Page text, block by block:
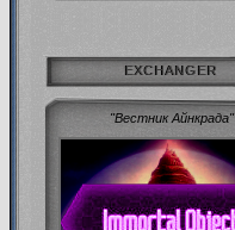
EXCHANGER
"Вестник Айнкрада"